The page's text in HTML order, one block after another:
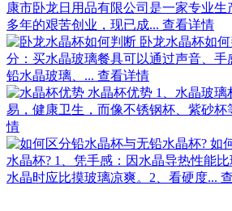
康市卧龙日用品有限公司是一家专业
多年的艰苦创业，现已成... 查看详情
卧龙水晶杯如
分：买水晶玻璃餐具可以通过声音、手
铅水晶玻璃、... 查看详情
水晶杯优势 1、水晶玻璃
易，健康卫生，而像不锈钢杯、紫砂杯
情
如
水晶杯? 1、凭手感：因水晶导热性能
水晶时应比摸玻璃凉爽。2、看硬度...